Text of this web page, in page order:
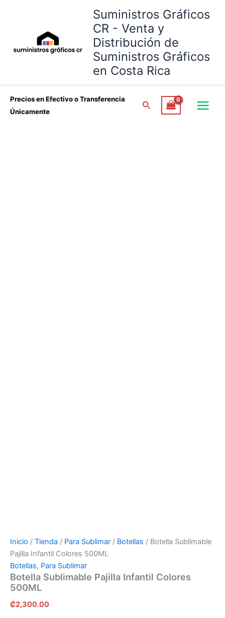
contenido
Suministros Gráficos
CR - Venta y
Distribución de
Suministros Gráficos
en Costa Rica
Precios en Efectivo o Transferencia
Únicamente
Buscar
Inicio / Tienda / Para Sublimar / Botellas / Botella Sublimable
Pajilla Infantil Colores 500ML
Botellas, Para Sublimar
Botella Sublimable Pajilla Infantil Colores
500ML
₡2,300.00
500ML